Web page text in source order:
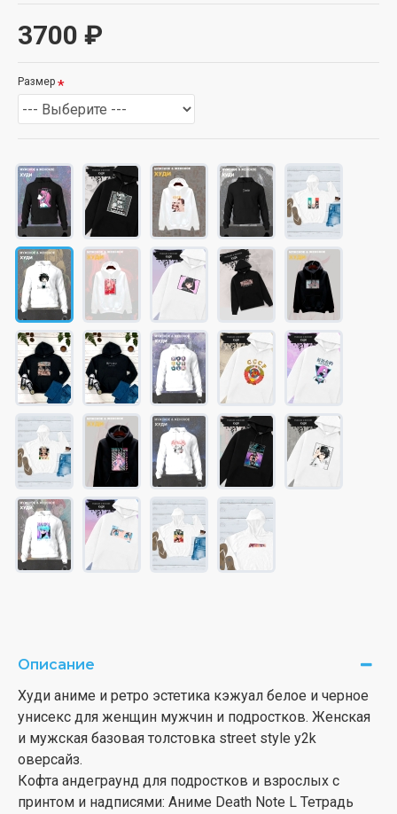
3700 ₽
Размер
Описание
Худи аниме и ретро эстетика кэжуал белое и черное
унисекс для женщин мужчин и подростков. Женская
и мужская базовая толстовка street style y2k
оверсайз.
Кофта андеграунд для подростков и взрослых с
принтом и надписями: Аниме Death Note L Тетрадь